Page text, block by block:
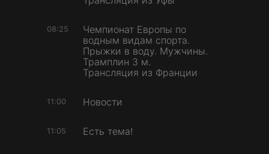
08:25
Чемпионат Европы по
водным видам спорта.
Прыжки в воду. Мужчины.
Трамплин 3 м.
Трансляция из Франции
11:00 Новости
11:05 Есть тема!